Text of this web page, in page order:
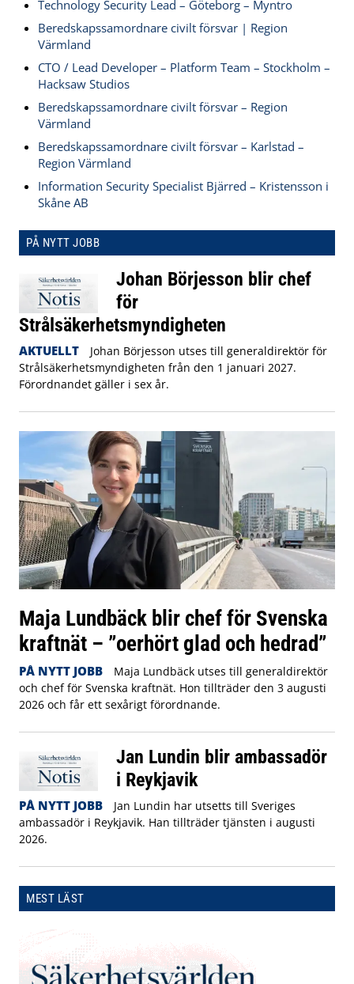
Technology Security Lead – Göteborg – Myntro
Beredskapssamordnare civilt försvar | Region
Värmland
CTO / Lead Developer – Platform Team – Stockholm –
Hacksaw Studios
Beredskapssamordnare civilt försvar – Region
Värmland
Beredskapssamordnare civilt försvar – Karlstad –
Region Värmland
Information Security Specialist Bjärred – Kristensson i
Skåne AB
PÅ NYTT JOBB
Johan Börjesson blir chef
för
Strålsäkerhetsmyndigheten
AKTUELLT
Johan Börjesson utses till generaldirektör för
Strålsäkerhetsmyndigheten från den 1 januari 2027.
Förordnandet gäller i sex år.
Maja Lundbäck blir chef för Svenska
kraftnät – ”oerhört glad och hedrad”
PÅ NYTT JOBB
Maja Lundbäck utses till generaldirektör
och chef för Svenska kraftnät. Hon tillträder den 3 augusti
2026 och får ett sexårigt förordnande.
Jan Lundin blir ambassadör
i Reykjavik
PÅ NYTT JOBB
Jan Lundin har utsetts till Sveriges
ambassadör i Reykjavik. Han tillträder tjänsten i augusti
2026.
MEST LÄST